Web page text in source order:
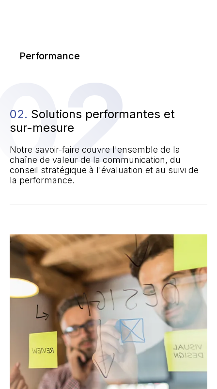
Performance
02. Solutions performantes et
sur-mesure
Notre savoir-faire couvre l'ensemble de la
chaîne de valeur de la communication, du
conseil stratégique à l'évaluation et au suivi de
la performance.